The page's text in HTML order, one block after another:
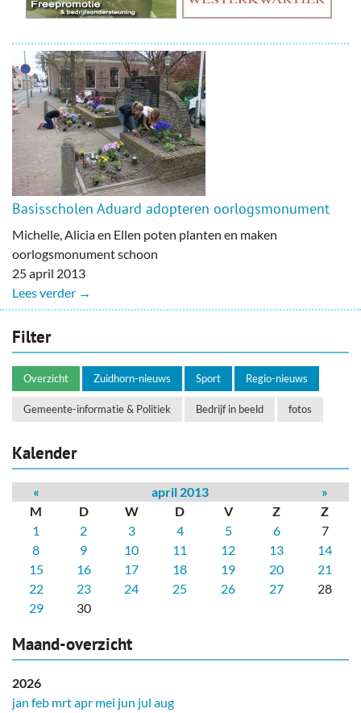
Basisscholen Aduard adopteren oorlogsmonument
Michelle, Alicia en Ellen poten planten en maken
oorlogsmonument schoon
25 april 2013
Lees verder →
Filter
Overzicht Zuidhorn-nieuws Sport Regio-nieuws
Gemeente-informatie & Politiek Bedrijf in beeld fotos
Kalender
« april 2013
»
M
D W D V Z
Z
1
2 3 4 5 6
7
8
9 10 11 12 13
14
15
16 17 18 19 20
21
22
23 24 25 26 27
28
29
30
Maand-overzicht
2026
jan feb mrtapr mei jun jul aug